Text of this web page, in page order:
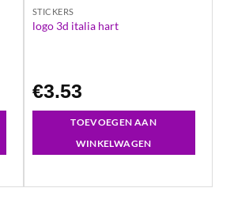
STICKERS
logo 3d italia hart
€3.53
TOEVOEGEN AAN
WINKELWAGEN